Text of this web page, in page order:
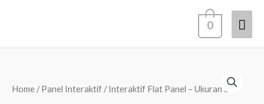
0
Home /Panel Interaktif / Interaktif Flat Panel – Ukuran 55″